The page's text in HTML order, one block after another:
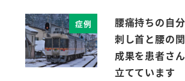
症例
腰痛持ちの自
刺し首と腰の
成果を患者さ
立てています